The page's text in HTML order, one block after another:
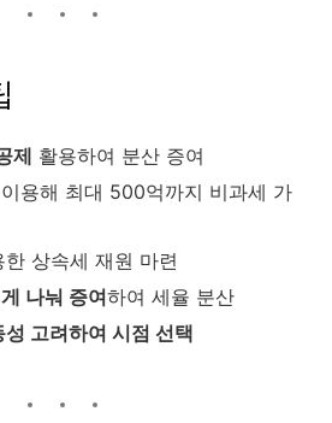
제 활용하여 분산 증여
이용해 최대 500억까지 비과세 가
한 상속세 재원 마련
나눠 증여하여 세율 분산
성 고려하여 시점 선택